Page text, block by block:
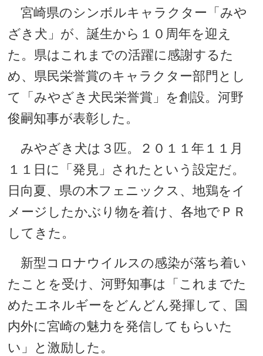
宮崎県のシンボルキャラクター「みや
ざき犬」が、誕生から１０周年を迎え
た。県はこれまでの活躍に感謝するた
め、県民栄誉賞のキャラクター部門とし
て「みやざき犬民栄誉賞」を創設。河野
俊嗣知事が表彰した。
みやざき犬は３匹。２０１１年１１月
１１日に「発見」されたという設定だ。
日向夏、県の木フェニックス、地鶏をイ
メージしたかぶり物を着け、各地でＰＲ
してきた。
新型コロナウイルスの感染が落ち着い
たことを受け、河野知事は「これまでた
めたエネルギーをどんどん発揮して、国
内外に宮崎の魅力を発信してもらいた
い」と激励した。